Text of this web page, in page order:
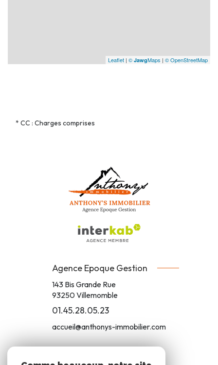
Leaflet | © JawgMaps | © OpenStreetMap
* CC : Charges comprises
Agence Epoque Gestion
143 Bis Grande Rue
93250Villemomble
01.45.28.05.23
accueil@anthonys-immobilier.com